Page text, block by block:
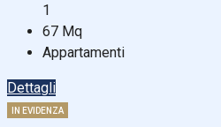
1
67 Mq
Appartamenti
Dettagli
IN EVIDENZA